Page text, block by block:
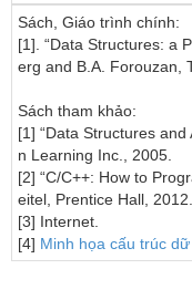
Sách, Giáo trình chính:
[1]. “Data Structures: a
erg and B.A. Forouzan,
Sách tham khảo:
[1] “Data Structures
n Learning Inc., 2005.
[2] “C/C++: How to
eitel, Prentice Hall, 2012.
[3] Internet.
[4] Minh họa cấu trúc